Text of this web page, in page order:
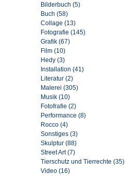
Bilderbuch (5)
Buch (58)
Collage (13)
Fotografie (145)
Grafik (67)
Film (10)
Hedy (3)
Installation (41)
Literatur (2)
Malerei (305)
Musik (10)
Fotofrafie (2)
Performance (8)
Rocco (4)
Sonstiges (3)
Skulptur (88)
Street Art (7)
Tierschutz und Tierrechte (35)
Video (16)